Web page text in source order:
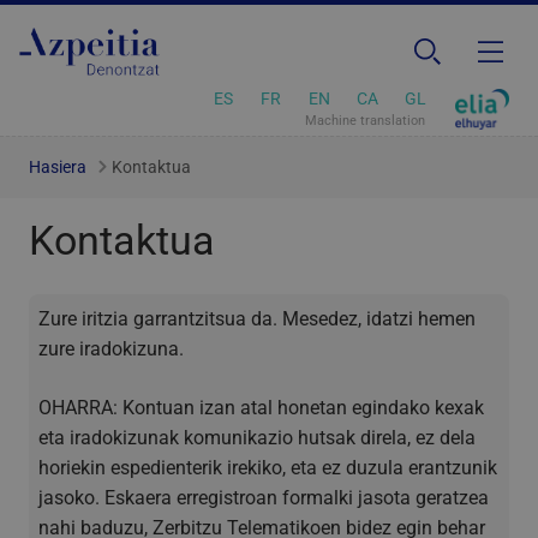
ES FR EN CA GL
Machine translation
Hasiera Kontaktua
Kontaktua
Zure iritzia garrantzitsua da. Mesedez, idatzi hemen
zure iradokizuna.
OHARRA: Kontuan izan atal honetan egindako kexak
eta iradokizunak komunikazio hutsak direla, ez dela
horiekin espedienterik irekiko, eta ez duzula erantzunik
jasoko. Eskaera erregistroan formalki jasota geratzea
nahi baduzu, Zerbitzu Telematikoen bidez egin behar